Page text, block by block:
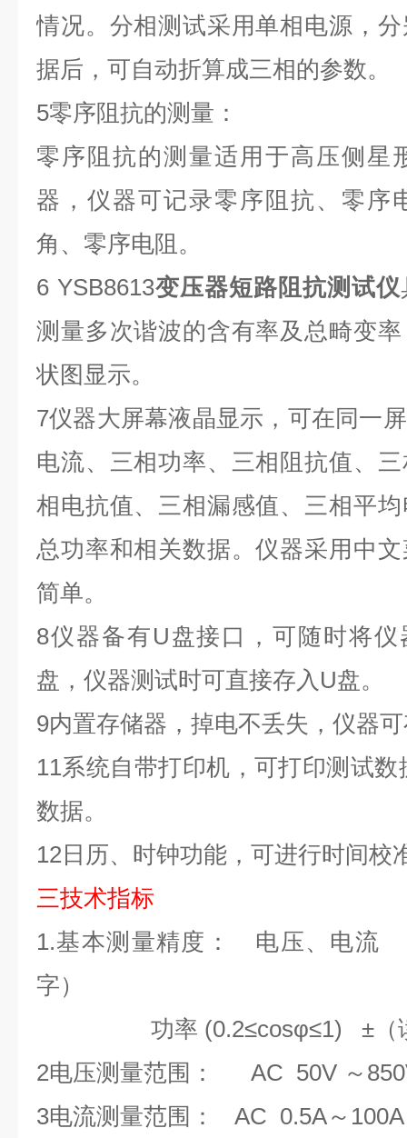
情况。分相测试采用单相电源，
据后，可自动折算成三相的参数。
5零序阻抗的测量：
零序阻抗的测量适用于高压侧星
器 ， 仪器可记录零序阻抗、零序
角、 零序电阻。
6 YSB8613变压器短路阻抗测试仪
测量多次谐波的含有率及总畸变
状图显示。
7仪器大屏幕液晶显示，可在同一
电流、三相功率、三相阻抗值、
相电抗值、三相漏感值、三相平
总功率和相关数据。仪器采用中
简单。
8仪器备有U盘接口，可随时将
盘，仪器测试时可直接存入U盘。
9内置存储器，掉电不丢失，仪器
11系统自带打印机，可打印测试
数据。
12日历、时钟功能，可进行时间校
三技术指标
1.基本测量精度：
电压、
字）
功率 (0.2≤cosφ≤1) ±
2电压测量范围：
AC 50V ～
3电流测量范围：
AC 0.5A～ 100A